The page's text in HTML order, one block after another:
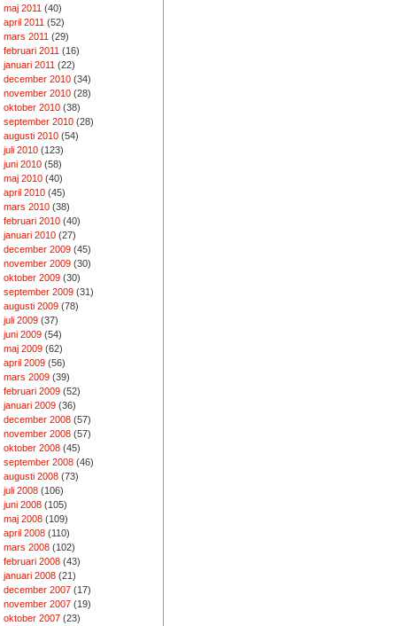
maj 2011 (40)
april 2011 (52)
mars 2011 (29)
februari 2011 (16)
januari 2011 (22)
december 2010(34)
november 2010(28)
oktober 2010(38)
september 2010(28)
augusti 2010(54)
juli 2010(123)
juni 2010(58)
maj 2010(40)
april 2010(45)
mars 2010(38)
februari 2010(40)
januari 2010(27)
december 2009(45)
november 2009(30)
oktober 2009(30)
september 2009(31)
augusti 2009(78)
juli 2009(37)
juni 2009(54)
maj 2009(62)
april 2009(56)
mars 2009(39)
februari 2009(52)
januari 2009(36)
december 2008(57)
november 2008(57)
oktober 2008(45)
september 2008(46)
augusti 2008(73)
juli 2008(106)
juni 2008(105)
maj 2008(109)
april 2008(110)
mars 2008(102)
februari 2008(43)
januari 2008(21)
december 2007(17)
november 2007(19)
oktober 2007(23)